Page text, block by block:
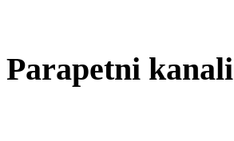
Parapetni kanali